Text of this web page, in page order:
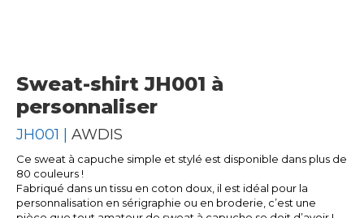
Sweat-shirt JH001 à
personnaliser
JH001 | AWDIS
Ce sweat à capuche simple et stylé est disponible dans plus de
80 couleurs !
Fabriqué dans un tissu en coton doux, il est idéal pour la
personnalisation en sérigraphie ou en broderie, c’est une